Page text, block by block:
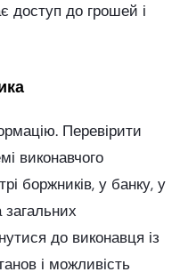
доступ до грошей і
Перевірити
виконавчого
боржників, у банку, у
до виконавця із
і можливість